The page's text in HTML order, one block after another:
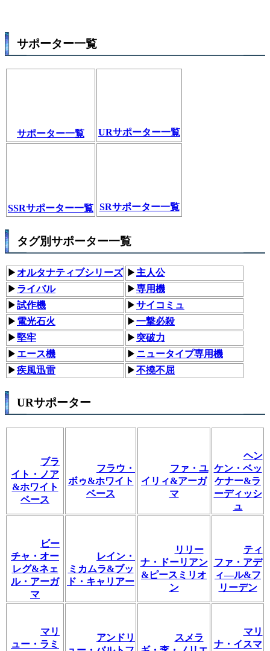
サポーター一覧
サポーター一覧 URサポーター一覧
SSRサポーター一覧 SRサポーター一覧
タグ別サポーター一覧
▶オルタナティブシリーズ ▶ 主人公
▶ ライバル ▶専用機
▶試作機 ▶サイコミュ
▶ 電光石火 ▶一撃必殺
▶堅牢 ▶ 突破力
▶ エース機 ▶ ニュータイプ専用機
▶疾風迅雷 ▶不撓不屈
URサポーター
ブラ
イト・ノア
&ホワイト
ベース
フラウ・
ボゥ&ホワイト
ベース
ファ・ユ
イリィ&アーガ
マ
ヘン
ケン・ベッ
ケナー&ラ
ーディッシ
ュ
ビー
チャ・オー
レグ&ネェ
ル・アーガ
マ
レイン・
ミカムラ&ブッ
ド・キャリアー
リリー
ナ・ドーリアン
&ピースミリオ
ン
ティ
ファ・アデ
ィ―ル&フ
リーデン
マリ
ュー・ラミ
アンドリ
スメラ
マリ
ナ・イスマ